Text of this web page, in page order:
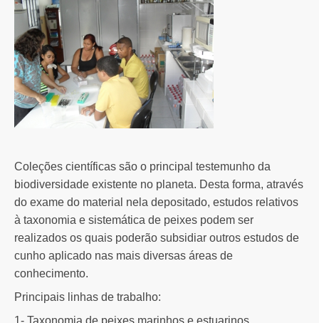
Coleções científicas são o principal testemunho da
biodiversidade existente no planeta. Desta forma, através
do exame do material nela depositado, estudos relativos
à taxonomia e sistemática de peixes podem ser
realizados os quais poderão subsidiar outros estudos de
cunho aplicado nas mais diversas áreas de
conhecimento.
Principais linhas de trabalho:
1- Taxonomia de peixes marinhos e estuarinos